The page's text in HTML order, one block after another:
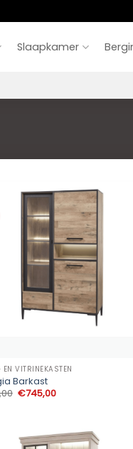
Slaapkamer
VITRINEKASTEN
Barkast
Oorspronkelijke
prijs
€745,00Huidige
prijs